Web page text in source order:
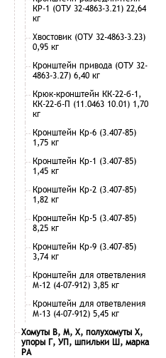
КР-1 (ОТУ 32-4863-3.21) 22,64
кг
Хвостовик (ОТУ 32-4863-3.23)
0,95 кг
Кронштейн привода (ОТУ 32-
4863-3.27) 6,40 кг
Крюк-кронштейн КК-22-б-1,
КК-22-б-П (11.0463 10.01) 1,70
кг
Кронштейн Кр-6 (3.407-85)
1,75 кг
Кронштейн Кр-1 (3.407-85)
1,45 кг
Кронштейн Кр-2 (3.407-85)
1,82 кг
Кронштейн Кр-5 (3.407-85)
8,25 кг
Кронштейн Кр-9 (3.407-85)
3,74 кг
Кронштейн для ответвления
М-12 (4-07-912) 3,85 кг
Кронштейн для ответвления
М-13 (4-07-912) 5,45 кг
Хомуты В, М, Х, полухомуты Х,
упоры Г, УП, шпильки Ш, марка
РА